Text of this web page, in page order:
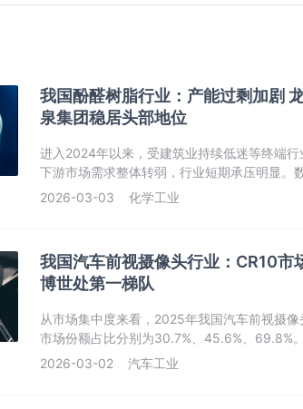
我国酚醛树脂行业：产能过剩加剧
泉集团稳居头部地位
进入2024年以来，受建筑业持续低迷等终端
下游市场需求整体转弱，行业短期承压明显。
树脂消费量约为154.83万吨，同比下降5.64%
2026-03-03 化学工业
我国汽车前视摄像头行业：CR10市
博世处第一梯队
从市场集中度来看，2025年我国汽车前视摄
市场份额占比分别为30.7%、45.6%、69.8%。
2026-03-02
汽车工业